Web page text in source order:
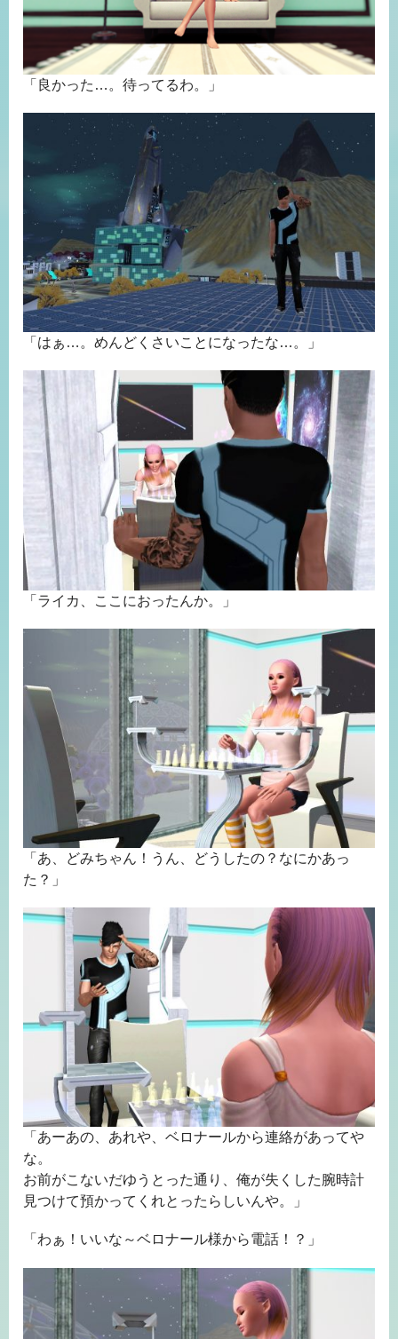
「良かった…。待ってるわ。」
「はぁ…。めんどくさいことになったな…。」
「ライカ、ここにおったんか。」
「あ、どみちゃん！うん、どうしたの？なにかあっ
た？」
「あーあの、あれや、ベロナールから連絡があってや
な。
お前がこないだゆうとった通り、俺が失くした腕時計
見つけて預かってくれとったらしいんや。」
「わぁ！いいな～ベロナール様から電話！？」